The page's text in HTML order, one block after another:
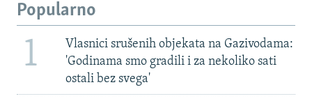
Popularno
1
Vlasnici srušenih objekata na Gazivodama:
'Godinama smo gradili i za nekoliko sati
ostali bez svega'